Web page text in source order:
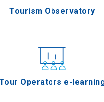
Tourism Observatory
Operators e-learning